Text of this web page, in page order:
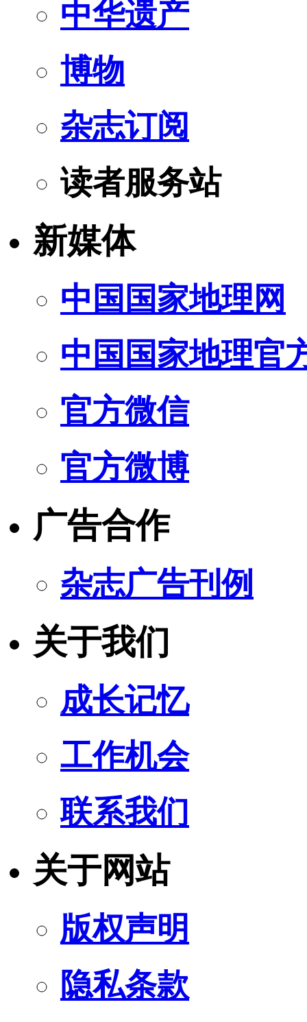
中华遗产
博物
杂志订阅
读者服务站
新媒体
中国国家地理网
中国国家地理官
官方微信
官方微博
广告合作
杂志广告刊例
关于我们
成长记忆
工作机会
联系我们
关于网站
版权声明
隐私条款